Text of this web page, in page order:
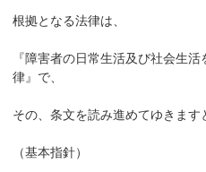
根拠となる法律は、
『障害者の日常生活及び社会生
律』で、
その、条文を読み進めてゆきます
（基本指針）